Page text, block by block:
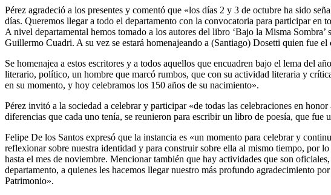
Pérez agradeció a los presentes y comentó que «los días 2 y 3 de octubre ha sido
días. Queremos llegar a todo el departamento con la convocatoria para participar en
A nivel departamental hemos tomado a los autores del libro ‘Bajo la Misma
Guillermo Cuadri. A su vez se estará homenajeando a (Santiago) Dosetti quien fue
Se homenajea a estos escritores y a todos aquellos que encuadren bajo el lema del
literario, político, un hombre que marcó rumbos, que con su actividad literaria y
en su momento, y hoy celebramos los 150 años de su nacimiento».
Pérez invitó a la sociedad a celebrar y participar «de todas las celebraciones en
diferencias que cada uno tenía, se reunieron para escribir un libro de poesía, que fue
Felipe De los Santos expresó que la instancia es «un momento para celebrar y
reflexionar sobre nuestra identidad y para construir sobre ella al mismo tiempo, por
hasta el mes de noviembre. Mencionar también que hay actividades que son
departamento, a quienes les hacemos llegar nuestro más profundo agradecimiento
Patrimonio».